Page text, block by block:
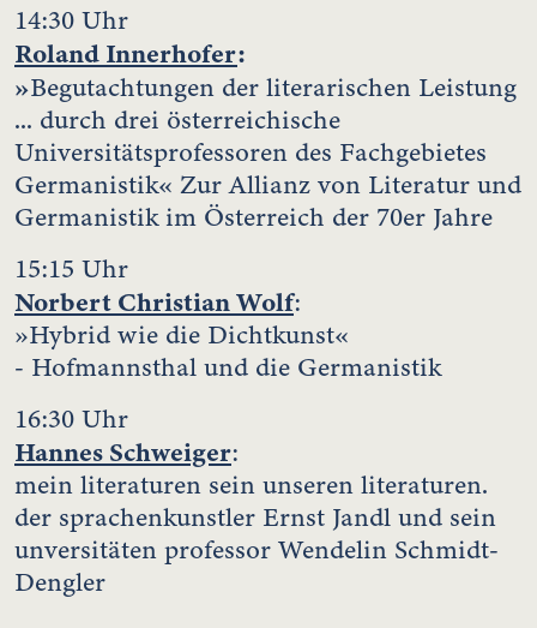
14:30 Uhr
Roland Innerhofer:
»Begutachtungen der literarischen Leistung
... durch drei österreichische
Universitätsprofessoren des Fachgebietes
Germanistik« Zur Allianz von Literatur und
Germanistik im Österreich der 70er Jahre
15:15 Uhr
Norbert Christian Wolf:
»Hybrid wie die Dichtkunst«
- Hofmannsthal und die Germanistik
16:30 Uhr
Hannes Schweiger:
mein literaturen sein unseren literaturen.
der sprachenkunstler Ernst Jandl und sein
unversitäten professor Wendelin Schmidt-
Dengler